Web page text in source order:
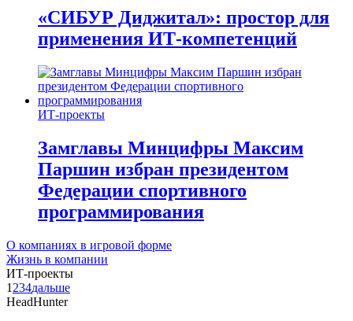
«СИБУР Диджитал»: простор для
применения ИТ-компетенций
ИТ-проекты
Замглавы Минцифры Максим
Паршин избран президентом
Федерации спортивного
программирования
О компаниях в игровой форме
Жизнь в компании
ИТ-проекты
1 234дальше
HeadHunter